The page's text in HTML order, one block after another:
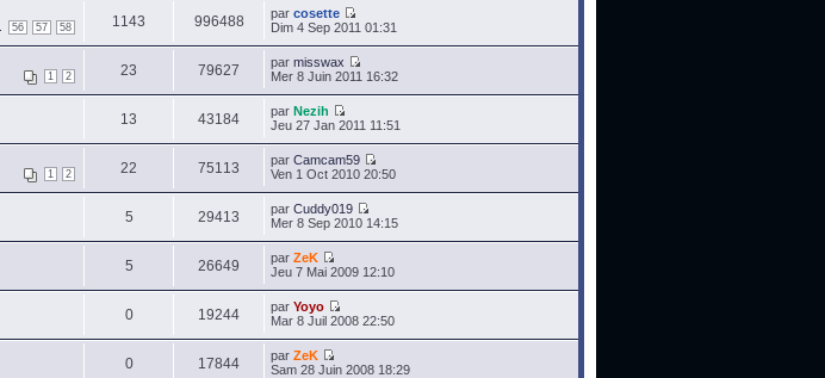
56 57 58 1143 996488 par cosette
Dim 4 Sep 2011 01:31
1 2 23 79627 par misswax
Mer 8 Juin 2011 16:32
13 43184 par Nezih
Jeu 27 Jan 2011 11:51
1 2 22 75113 par Camcam59
Ven 1 Oct 2010 20:50
5 29413 par Cuddy019
Mer 8 Sep 2010 14:15
5 26649 par ZeK
Jeu 7 Mai 2009 12:10
0 19244 par Yoyo
Mar 8 Juil 2008 22:50
0 17844 par ZeK
Sam 28 Juin 2008 18:29